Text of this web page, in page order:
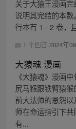
关于大猿王漫画
说明其完结的本
行本有 1 - 2 卷，
1 个回答 2024年
大猿魂 漫画
《大猿魂》漫画
尻马猴跟铁臂猿
前大法师的恩怨
师在命运指引下
有...